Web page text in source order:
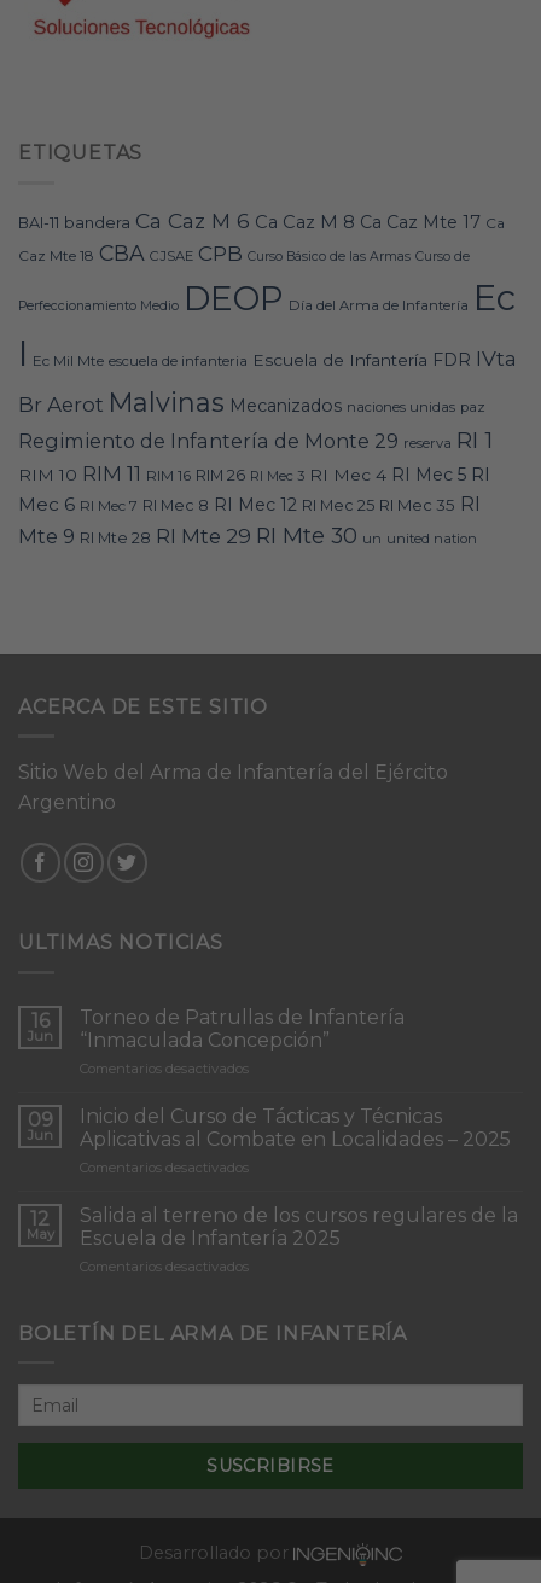
ETIQUETAS
BAI-11 bandera Ca Caz M 6 Ca Caz M 8 Ca Caz Mte 17 Ca
Caz Mte 18 CBA CJSAE CPB Curso Básico de las Armas Curso de
Perfeccionamiento Medio DEOP Día del Arma de Infantería Ec
I Ec Mil Mte escuela de infanteria Escuela de Infantería FDR IVta
Br Aerot Malvinas Mecanizados naciones unidas paz
Regimiento de Infantería de Monte 29 reserva RI 1
RIM 10 RIM 11 RIM 16 RIM 26 RI Mec 3 RI Mec 4 RI Mec 5 RI
Mec 6 RI Mec 7 RI Mec 8 RI Mec 12 RI Mec 25 RI Mec 35 RI
Mte 9 RI Mte 28 RI Mte 29 RI Mte 30 un united nation
ACERCA DE ESTE SITIO
Sitio Web del Arma de Infantería del Ejército
Argentino
ULTIMAS NOTICIAS
16
Jun
Torneo de Patrullas de Infantería
“Inmaculada Concepción”
Comentarios desactivados
Patrullas
de
Infantería
Concepción”
09
Jun
Inicio del Curso de Tácticas y Técnicas
Aplicativas al Combate en Localidades – 2025
Comentarios desactivados
del
Curso
de
Tácticas
Aplicativas
12
May
Salida al terreno de los cursos regulares de la
Escuela de Infantería 2025
Comentarios desactivados
terreno
cursos
de
Escuela
de
BOLETÍN DEL ARMA DE INFANTERÍA
Desarrollado por